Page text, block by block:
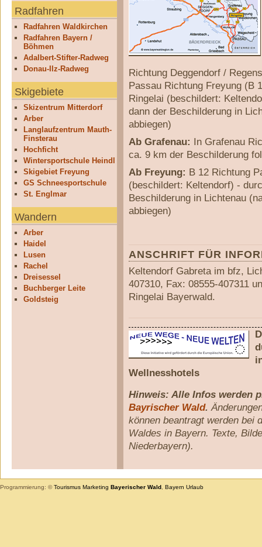
Radfahren
Radfahren Waldkirchen
Radfahren Bayern /
Böhmen
Adalbert-Stifter-Radweg
Donau-Ilz-Radweg
Skigebiete
Skizentrum Mitterdorf
Arber
Langlaufzentrum Mauth-
Finsterau
Hochficht
Wintersportschule Heindl
Skigebiet Freyung
GS Schneesportschule
St. Englmar
Wandern
Arber
Haidel
Lusen
Rachel
Dreisessel
Buchberger Leite
Goldsteig
Richtung Deggendorf /
Passau Richtung Freyung (B
Ringelai (beschildert:
dann der Beschilderung in
abbiegen)
Ab Grafenau: In Grafenau
ca. 9 km der Beschilderung
Ab Freyung: B 12 Richtung
(beschildert: Keltendorf) -
Beschilderung in Lichtenau
abbiegen)
ANSCHRIFT FÜR
Keltendorf Gabreta im bfz,
407310, Fax: 08555-407311
Ringelai Bayerwald.
Wellnesshotels
Hinweis: Alle Infos werden
Bayrischer Wald.
können beantragt werden bei
Waldes in Bayern. Texte,
Niederbayern).
Programmierung: ©Tourismus Marketing Bayerischer Wald Bayern Urlaub